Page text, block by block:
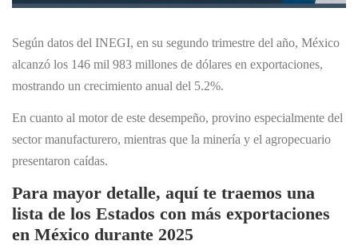
Según datos del INEGI, en su segundo trimestre del año, México
alcanzó los 146 mil 983 millones de dólares en exportaciones,
mostrando un crecimiento anual del 5.2%.
En cuanto al motor de este desempeño, provino especialmente del
sector manufacturero, mientras que la minería y el agropecuario
presentaron caídas.
Para mayor detalle, aquí te traemos una
lista de los Estados con más exportaciones
en México durante 2025